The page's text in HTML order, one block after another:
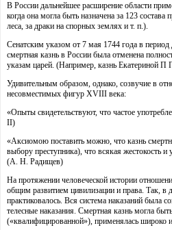
В России дальнейшее расширение области
когда она могла быть назначена за 123
леса, за драки на спорных землях и т. п.).
Сенатским указом от 7 мая 1744 года в
смертная казнь в России была отменена
указам царей. (Например, казнь Екатериной П
Удивительным образом, однако, созвучие в
несовместимых фигур XVIII века:
«Опыты свидетельствуют, что частое
II)
«Аксиомою поставить можно, что казнь
выбору преступника), что всякая жестокость и
(А. Н. Радищев)
На протяжении человеческой истории
общим развитием цивилизации и права. Так, в
практиковалось. Вся система наказаний была
телесные наказания. Смертная казнь могла
(«квалифицированной»), применялась широко